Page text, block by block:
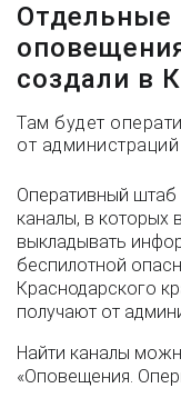
Отдельные
создали в
Там будет
от
Оперативный
каналы, в которых
выкладывать
беспилотной
Краснодарского
получают от
Найти каналы
«Оповещения.